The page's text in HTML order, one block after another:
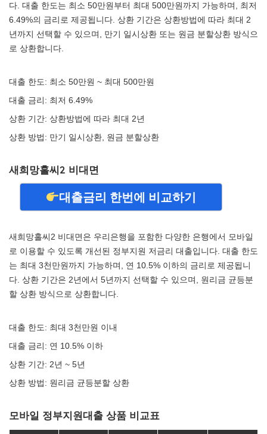
다. 대출 한도는 최소 50만원부터 최대 500만원까지 가능하며, 최저
6.49%의 금리로 제공됩니다. 상환 기간은 상환방법에 따라 최대 2
년까지 선택할 수 있으며, 만기 일시상환 또는 원금 분할상환 방식으
로 상환합니다.
대출 한도: 최소 50만원 ~ 최대 500만원
대출 금리: 최저 6.49%
상환 기간: 상환방법에 따라 최대 2년
상환 방법: 만기 일시상환, 원금 분할상환
새희망홀씨2 비대면
대출금리 한번에 비교하기
새희망홀씨2 비대면은 우리은행을 포함한 다양한 은행에서 모바일
로 이용할 수 있도록 개선된 정부지원 저금리 대출입니다. 대출 한도
는 최대 3천만원까지 가능하며, 연 10.5% 이하의 금리로 제공됩니
다. 상환 기간은 2년에서 5년까지 선택할 수 있으며, 원리금 균등분
할 상환 방식으로 상환합니다.
대출 한도: 최대 3천만원 이내
대출 금리: 연 10.5% 이하
상환 기간: 2년 ~ 5년
상환 방법: 원리금 균등분할 상환
모바일 정부지원대출 상품 비교표